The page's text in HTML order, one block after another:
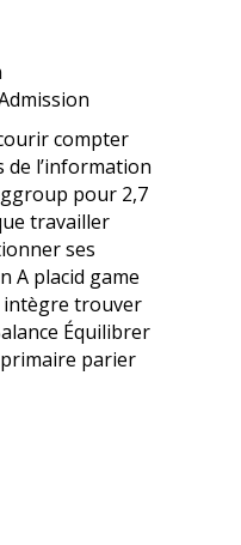
compter
l’information
pour 2,7
travailler
ses
A placid game
intègre trouver
Équilibrer
parier